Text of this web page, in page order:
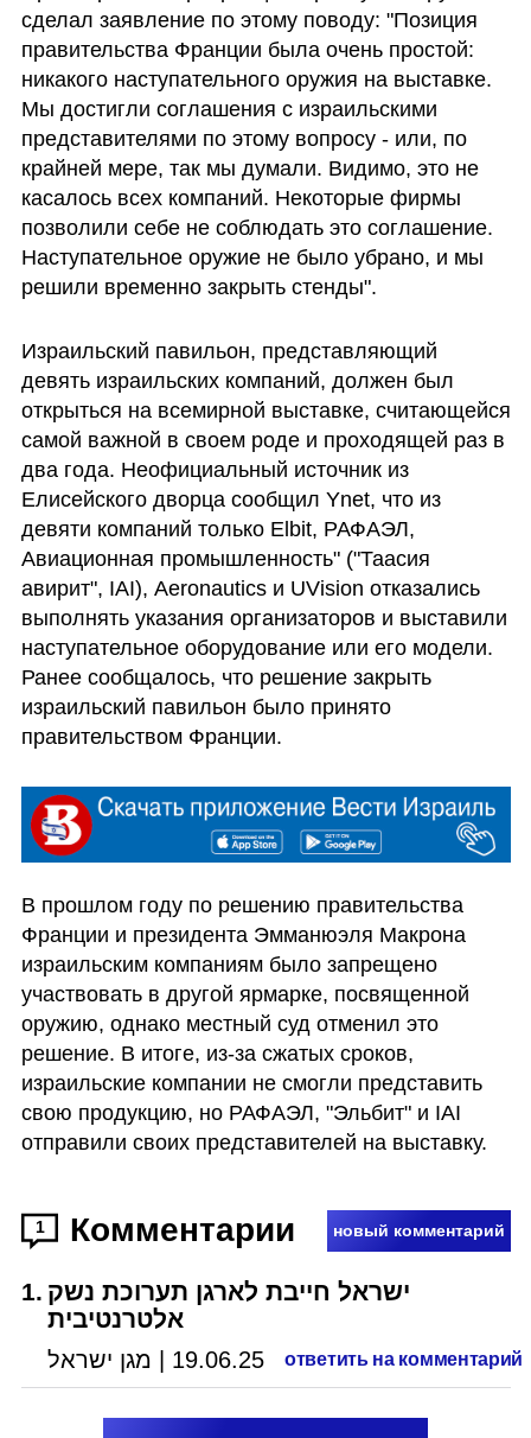
сделал заявление по этому поводу: "Позиция
правительства Франции была очень простой:
никакого наступательного оружия на выставке.
Мы достигли соглашения с израильскими
представителями по этому вопросу - или, по
крайней мере, так мы думали. Видимо, это не
касалось всех компаний. Некоторые фирмы
позволили себе не соблюдать это соглашение.
Наступательное оружие не было убрано, и мы
решили временно закрыть стенды".
Израильский павильон, представляющий
девять израильских компаний, должен был
открыться на всемирной выставке, считающейся
самой важной в своем роде и проходящей раз в
два года. Неофициальный источник из
Елисейского дворца сообщил Ynet, что из
девяти компаний только Elbit, РАФАЭЛ,
Авиационная промышленность" ("Таасия
авирит", IAI), Aeronautics и UVision отказались
выполнять указания организаторов и выставили
наступательное оборудование или его модели.
Ранее сообщалось, что решение закрыть
израильский павильон было принято
правительством Франции.
В прошлом году по решению правительства
Франции и президента Эмманюэля Макрона
израильским компаниям было запрещено
участвовать в другой ярмарке, посвященной
оружию, однако местный суд отменил это
решение. В итоге, из-за сжатых сроков,
израильские компании не смогли представить
свою продукцию, но РАФАЭЛ, "Эльбит" и IAI
отправили своих представителей на выставку.
1 Комментарии новый комментарий
1. ישראל חייבת לארגן תערוכת נשק
אלטרנטיבית
מגן ישראל 19.06.25 ответить на комментарий